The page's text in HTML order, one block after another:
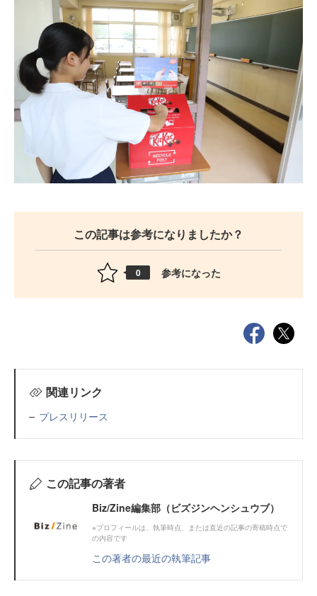
この記事は参考になりましたか？
0 参考になった
関連リンク
プレスリリース
この記事の著者
Biz/Zine編集部（ビズジンヘンシュウブ）
※プロフィールは、執筆時点、または直近の記事の寄稿時点で
の内容です
この著者の最近の執筆記事